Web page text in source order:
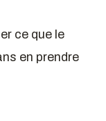
ce que le
en prendre